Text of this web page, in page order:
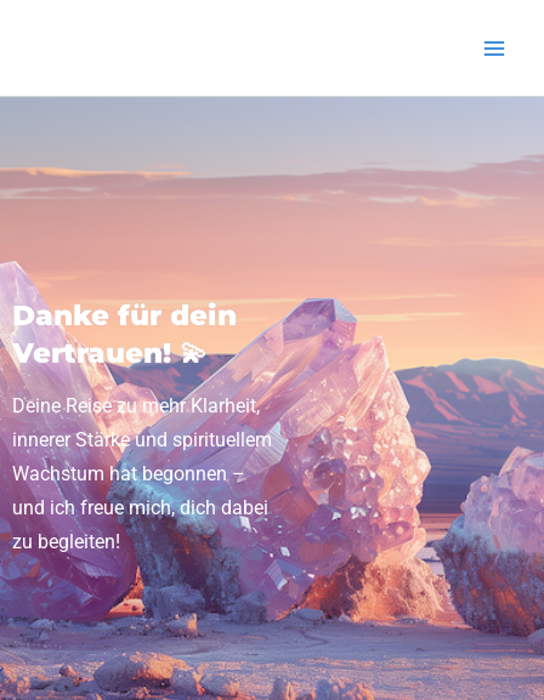
Danke für dein
Vertrauen! 💫
Deine Reise zu mehr Klarheit,
innerer Stärke und spirituellem
Wachstum hat begonnen –
und ich freue mich, dich dabei
zu begleiten!